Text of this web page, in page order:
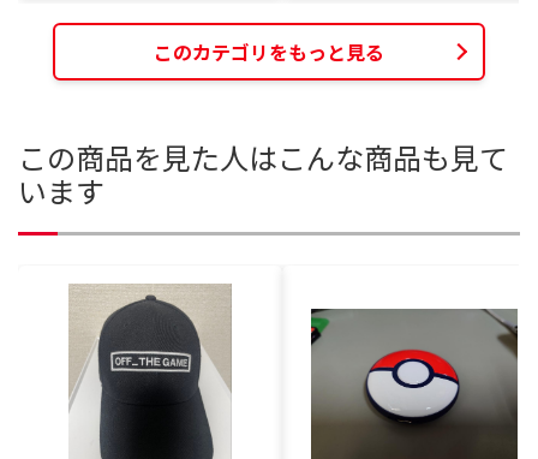
このカテゴリをもっと見る
この商品を見た人はこんな商品も見て
います